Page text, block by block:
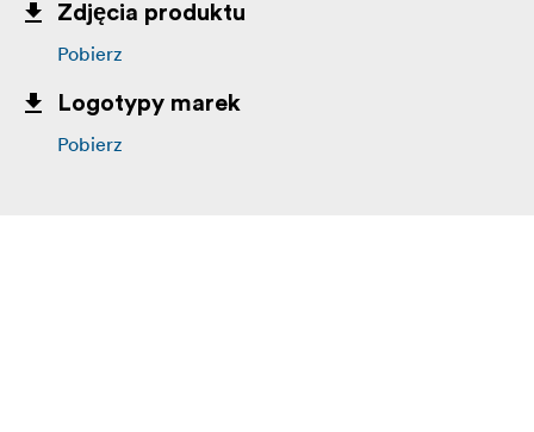
Zdjęcia produktu
Pobierz
Logotypy marek
Pobierz